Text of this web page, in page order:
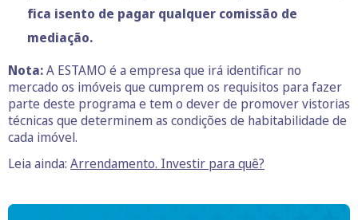
fica isento de pagar qualquer comissão de
mediação.
Nota:A ESTAMO é a empresa que irá identificar no
mercado os imóveis que cumprem os requisitos para fazer
parte deste programa e tem o dever de promover vistorias
técnicas que determinem as condições de habitabilidade de
cada imóvel.
Leia ainda: Arrendamento. Investir para quê?